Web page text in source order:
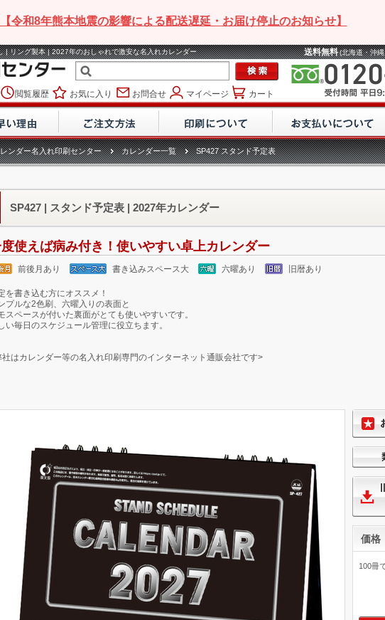
【令和8年熊本地震の影響による配送遅延・お届け停止のお知らせ】
リング製本 | 2027年のおしゃれで激安な名入れカレンダー 送料無料 (北海道・沖
閲覧履歴 お気に入り お問合せ マイページ カート
ンダー名入れ印刷センター カレンダー一覧 SP427 スタンド予定表
SP427 | スタンド予定表 | 2027年カレンダー
使えば病み付き！使いやすい卓上カレンダー
前後月あり 書き込みスペース大 六曜あり 旧暦あり
を書き込む方にオススメ！
プルな2色刷、六曜入りの表面と
スペースが付いた裏面がとても使いやすいです。
い毎日のスケジュール管理に役立ちます。
社はカレンダー等の名入れ印刷専門のインターネット通販会社です>
価格
100冊